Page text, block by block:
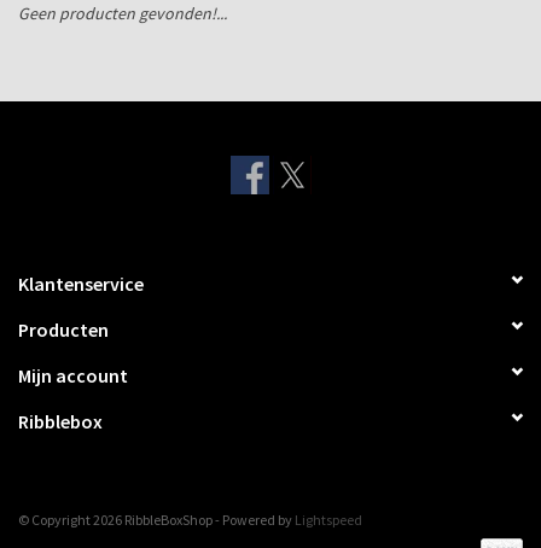
Geen producten gevonden!...
Klantenservice
Producten
Mijn account
Ribblebox
© Copyright 2026 RibbleBoxShop - Powered by Lightspeed